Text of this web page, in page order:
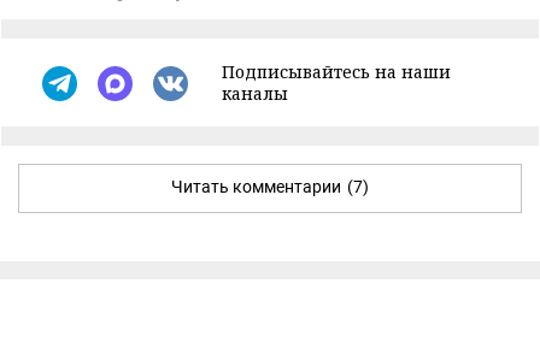
Подписывайтесь на наши
каналы
Читать комментарии (7)